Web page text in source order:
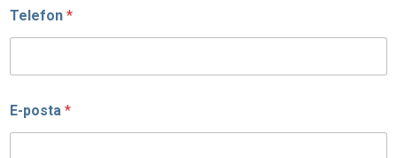
Telefon *
E-posta *